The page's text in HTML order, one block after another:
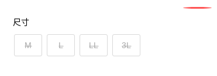
尺寸
M L LL 3L